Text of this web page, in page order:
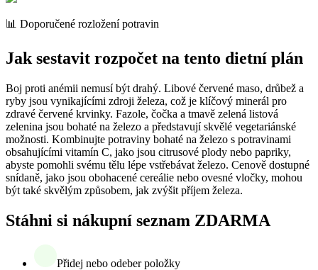
📊 Doporučené rozložení potravin
Jak sestavit rozpočet na tento dietní plán
Boj proti anémii nemusí být drahý. Libové červené maso, drůbež a
ryby jsou vynikajícími zdroji železa, což je klíčový minerál pro
zdravé červené krvinky. Fazole, čočka a tmavě zelená listová
zelenina jsou bohaté na železo a představují skvělé vegetariánské
možnosti. Kombinujte potraviny bohaté na železo s potravinami
obsahujícími vitamín C, jako jsou citrusové plody nebo papriky,
abyste pomohli svému tělu lépe vstřebávat železo. Cenově dostupné
snídaně, jako jsou obohacené cereálie nebo ovesné vločky, mohou
být také skvělým způsobem, jak zvýšit příjem železa.
Stáhni si nákupní seznam ZDARMA
Přidej nebo odeber položky